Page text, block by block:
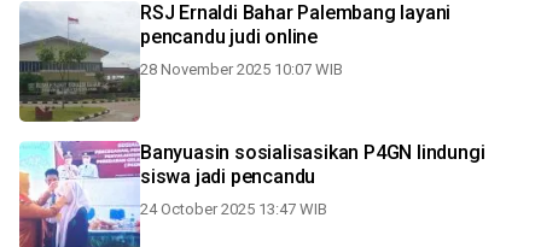
RSJ Ernaldi Bahar Palembang layani
pencandu judi online
28 November 2025 10:07 WIB
Banyuasin sosialisasikan P4GN lindungi
siswa jadi pencandu
24 October 2025 13:47 WIB